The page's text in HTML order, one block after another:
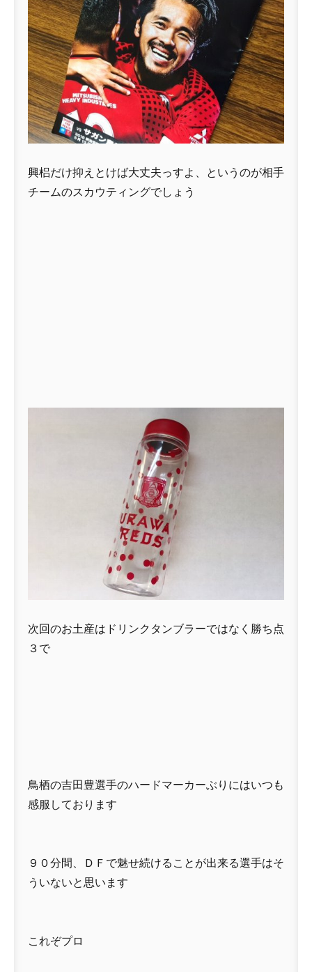
興梠だけ抑えとけば大丈夫っすよ、というのが相手
チームのスカウティングでしょう
次回のお土産はドリンクタンブラーではなく勝ち点
３で
鳥栖の吉田豊選手のハードマーカーぶりにはいつも
感服しております
９０分間、ＤＦで魅せ続けることが出来る選手はそ
ういないと思います
これぞプロ